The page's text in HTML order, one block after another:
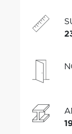
plein air et